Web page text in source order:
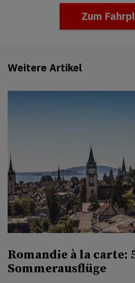
Zum
Weitere Artikel
Romandie à la carte:
Sommerausflüge